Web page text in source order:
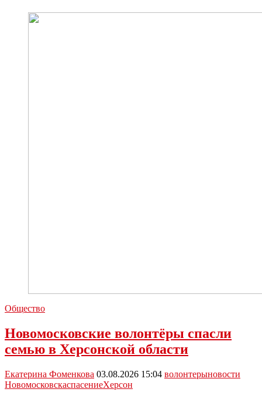
Общество
Новомосковские волонтёры спасли
семью в Херсонской области
Екатерина Фоменкова 03.08.2026 15:04 волонтерыновости
НовомосковскаспасениеХерсон